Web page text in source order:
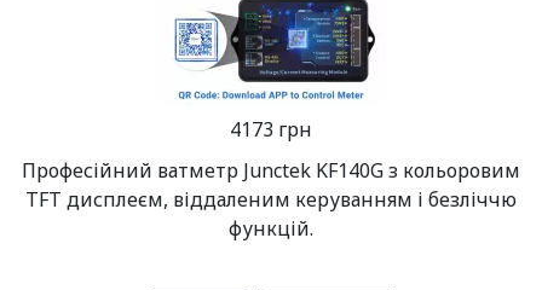
4173 грн
Професійний ватметр Junctek KF140G з кольоровим
TFT дисплеєм, віддаленим керуванням і безліччю
функцій.